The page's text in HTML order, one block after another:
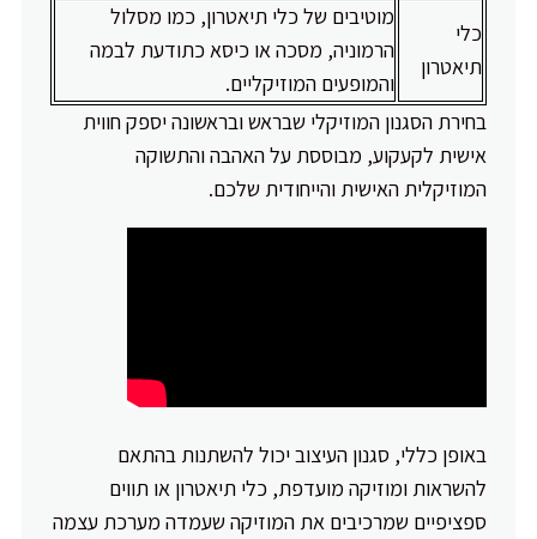
כלי
תיאטרון
מוטיבים של כלי תיאטרון, כמו מסלול
הרמוניה, מסכה או כיסא כתודעת לבמה
והמופעים המוזיקליים.
בחירת הסגנון המוזיקלי שבראש ובראשונה יספק חווית
אישית לקעקוע, מבוססת על האהבה והתשוקה
המוזיקלית האישית והייחודית שלכם.
באופן כללי, סגנון העיצוב יכול להשתנות בהתאם
להשראות ומוזיקה מועדפת, כלי תיאטרון או תווים
ספציפיים שמרכיבים את המוזיקה שעמדה מערכת עצמה